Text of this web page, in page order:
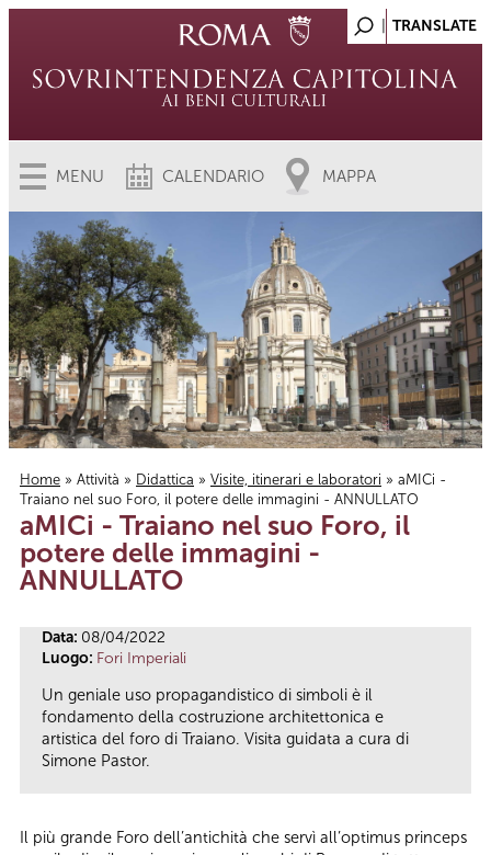
MENU CALENDARIO MAPPA
Tu sei qui
Home » Attività » Didattica » Visite, itinerari e laboratori » aMICi -
Traiano nel suo Foro, il potere delle immagini - ANNULLATO
aMICi - Traiano nel suo Foro, il
potere delle immagini -
ANNULLATO
Data: 08/04/2022
Luogo: Fori Imperiali
Un geniale uso propagandistico di simboli è il
fondamento della costruzione architettonica e
artistica del foro di Traiano. Visita guidata a cura di
Simone Pastor.
Il più grande Foro dell’antichità che servì all’optimus princeps